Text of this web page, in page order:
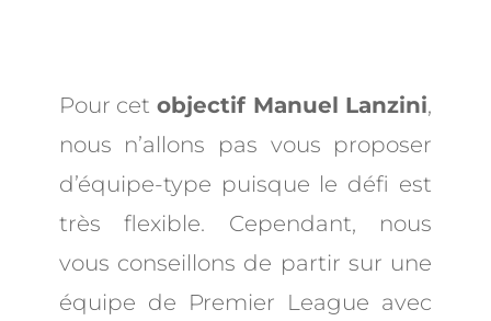
Pour cet objectif Manuel Lanzini,
nous n’allons pas vous proposer
d’équipe-type puisque le défi est
très flexible. Cependant, nous
vous conseillons de partir sur une
équipe de Premier League avec